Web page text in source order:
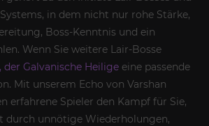
in dem nicht nur rohe Stärke,
Boss-Kenntnis und ein
Wenn Sie weitere Lair-Bosse
der Galvanische Heilige eine passende
Mit unserem Echo von Varshan
erfahrene Spieler den Kampf für Sie,
durch unnötige Wiederholungen,